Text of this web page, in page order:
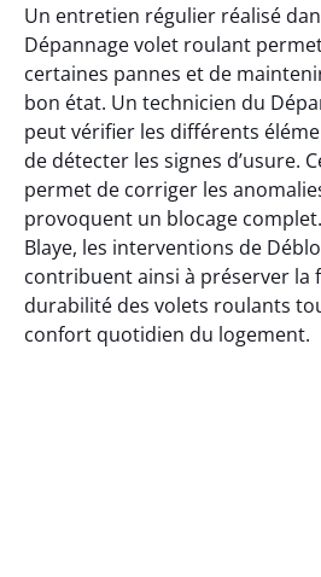
Un entretien régulier réalisé
Dépannage volet roulant
certaines pannes et de
bon état. Un technicien du
peut vérifier les différents
de détecter les signes d’usure.
permet de corriger les
provoquent un blocage
Blaye, les interventions de
contribuent ainsi à préserver la
durabilité des volets roulants
confort quotidien du logement.